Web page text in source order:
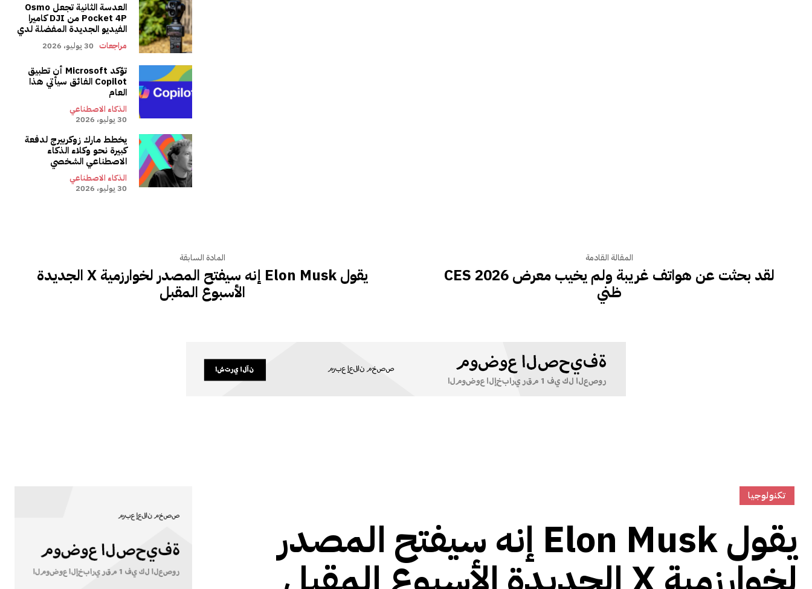
العدسة الثانية تجعل Osmo
Pocket 4P من DJI كاميرا
الفيديو الجديدة المفضلة لدي
مراجعات 30 يوليو، 2026
تؤكد Microsoft أن تطبيق
Copilot الفائق سيأتي هذا
العام
الذكاء الاصطناعي
30 يوليو، 2026
يخطط مارك زوكربيرج لدفعة
كبيرة نحو وكلاء الذكاء
الاصطناعي الشخصي
الذكاء الاصطناعي
30 يوليو، 2026
المادة السابقة
يقول Elon Musk إنه سيفتح المصدر لخوارزمية X الجديدة
الأسبوع المقبل
المقالة القادمة
لقد بحثت عن هواتف غريبة ولم يخيب معرض CES 2026
ظني